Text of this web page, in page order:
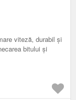
viteză, durabil și
bitului și